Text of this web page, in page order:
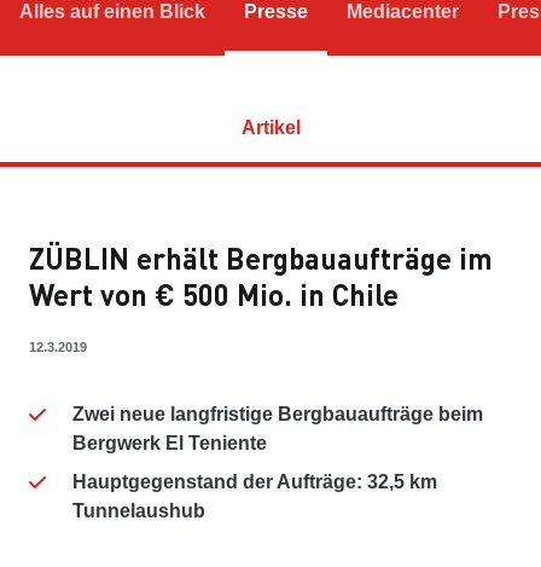
Alles auf einen Blick Presse Mediacenter
Artikel
ZÜBLIN erhält Bergbauaufträge im
Wert von € 500 Mio. in Chile
12.3.2019
Zwei neue langfristige Bergbauaufträge beim
Bergwerk El Teniente
Hauptgegenstand der Aufträge: 32,5 km
Tunnelaushub